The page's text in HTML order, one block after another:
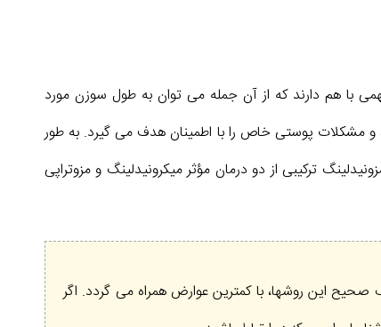
با هم دارند که از آن جمله می توان به طول سوزن مورد
و مشکلات پوستی خاص را با اطمینان هدف می گیرد. به طور
ترکیبی از دو درمان مؤثر میکرونیدلینگ و مزوتراپی
این روشها، با کمترین عوارض همراه می گردد. اگر